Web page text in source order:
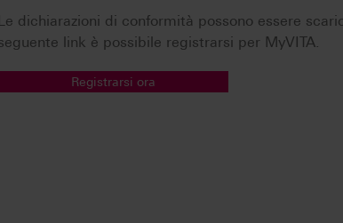
Le dichiarazioni di conformità possono essere
link è possibile registrarsi per MyVITA.
Registrarsi ora